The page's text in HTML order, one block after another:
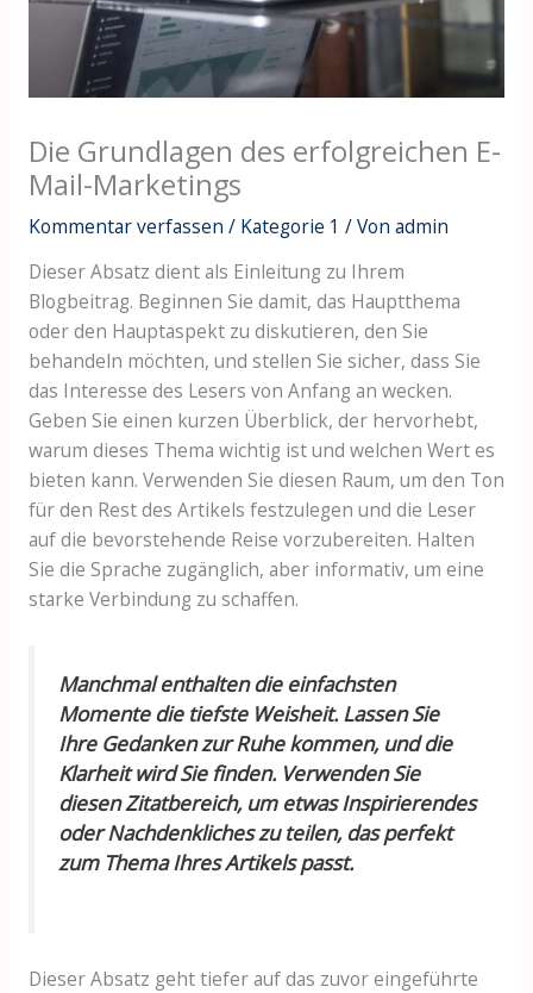
Die Grundlagen des erfolgreichen E-
Mail-Marketings
Kommentar verfassen / Kategorie 1 / Von admin
Dieser Absatz dient als Einleitung zu Ihrem
Blogbeitrag. Beginnen Sie damit, das Hauptthema
oder den Hauptaspekt zu diskutieren, den Sie
behandeln möchten, und stellen Sie sicher, dass Sie
das Interesse des Lesers von Anfang an wecken.
Geben Sie einen kurzen Überblick, der hervorhebt,
warum dieses Thema wichtig ist und welchen Wert es
bieten kann. Verwenden Sie diesen Raum, um den Ton
für den Rest des Artikels festzulegen und die Leser
auf die bevorstehende Reise vorzubereiten. Halten
Sie die Sprache zugänglich, aber informativ, um eine
starke Verbindung zu schaffen.
Manchmal enthalten die einfachsten
Momente die tiefste Weisheit. Lassen Sie
Ihre Gedanken zur Ruhe kommen, und die
Klarheit wird Sie finden. Verwenden Sie
diesen Zitatbereich, um etwas Inspirierendes
oder Nachdenkliches zu teilen, das perfekt
zum Thema Ihres Artikels passt.
Dieser Absatz geht tiefer auf das zuvor eingeführte